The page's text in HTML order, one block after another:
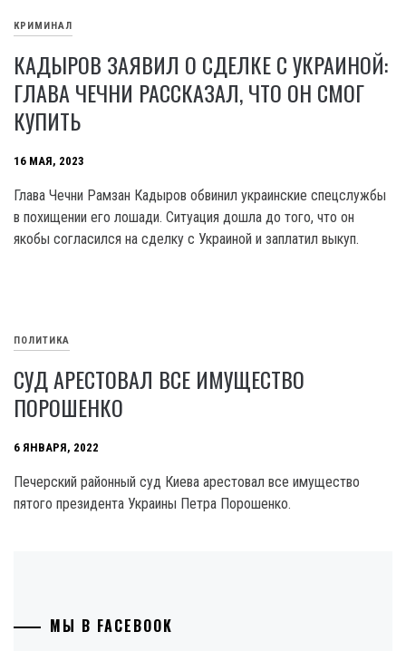
КРИМИНАЛ
КАДЫРОВ ЗАЯВИЛ О СДЕЛКЕ С УКРАИНОЙ:
ГЛАВА ЧЕЧНИ РАССКАЗАЛ, ЧТО ОН СМОГ
КУПИТЬ
16 МАЯ, 2023
Глава Чечни Рамзан Кадыров обвинил украинские спецслужбы
в похищении его лошади. Ситуация дошла до того, что он
якобы согласился на сделку с Украиной и заплатил выкуп.
ПОЛИТИКА
СУД АРЕСТОВАЛ ВСЕ ИМУЩЕСТВО
ПОРОШЕНКО
6 ЯНВАРЯ, 2022
Печерский районный суд Киева арестовал все имущество
пятого президента Украины Петра Порошенко.
МЫ В FACEBOOK